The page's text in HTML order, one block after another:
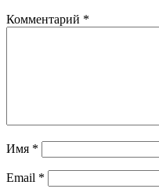
Комментарий *
Имя *
Email *